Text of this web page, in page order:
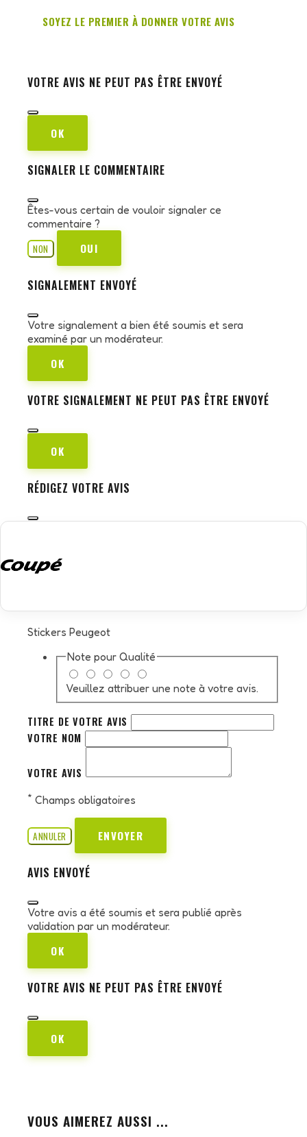
SOYEZ LE PREMIER À DONNER VOTRE AVIS
VOTRE AVIS NE PEUT PAS ÊTRE ENVOYÉ
OK
SIGNALER LE COMMENTAIRE
Êtes-vous certain de vouloir signaler ce
commentaire ?
NON
OUI
SIGNALEMENT ENVOYÉ
Votre signalement a bien été soumis et sera
examiné par un modérateur.
OK
VOTRE SIGNALEMENT NE PEUT PAS ÊTRE ENVOYÉ
OK
RÉDIGEZ VOTRE AVIS
Stickers Peugeot
Note pour Qualité
Veuillez attribuer une note à votre avis.
TITRE DE VOTRE AVIS
VOTRE NOM
VOTRE AVIS
* Champs obligatoires
ANNULER ENVOYER
AVIS ENVOYÉ
Votre avis a été soumis et sera publié après
validation par un modérateur.
OK
VOTRE AVIS NE PEUT PAS ÊTRE ENVOYÉ
OK
VOUS AIMEREZ AUSSI ...